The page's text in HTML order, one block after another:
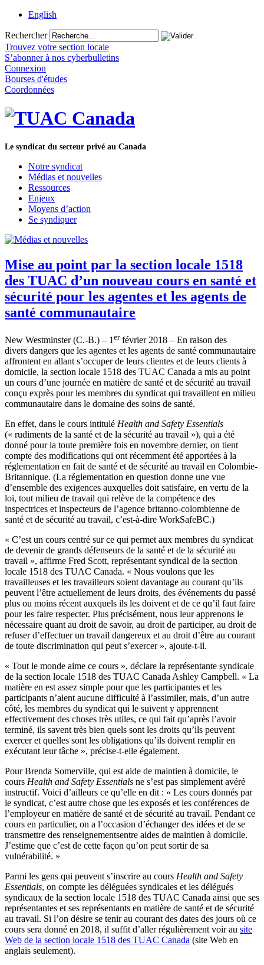
English
Rechercher
Trouvez votre section locale
S’abonner à nos cyberbulletins
Connexion
Bourses d'études
Coordonnées
Le syndicat du secteur privé au Canada
Notre syndicat
Médias et nouvelles
Ressources
Enjeux
Moyens d’action
Se syndiquer
Mise au point par la section locale 1518
des TUAC d’un nouveau cours en santé et
sécurité pour les agentes et les agents de
santé communautaire
New Westminster (C.-B.) – 1 erfévrier 2018 – En raison des
divers dangers que les agentes et les agents de santé communautaire
affrontent en allant s’occuper de leurs clientes et de leurs clients à
domicile, la section locale 1518 des TUAC Canada a mis au point
un cours d’une journée en matière de santé et de sécurité au travail
conçu exprès pour les membres du syndicat qui travaillent en milieu
communautaire dans le domaine des soins de santé.
En effet, dans le cours intitulé Health and Safety Essentials
(« rudiments de la santé et de la sécurité au travail »), qui a été
donné pour la toute première fois en novembre dernier, on tient
compte des modifications qui ont récemment été apportées à la
réglementation en fait de santé et de sécurité au travail en Colombie-
Britannique. (La réglementation en question donne une vue
d’ensemble des exigences auxquelles doit satisfaire, en vertu de la
loi, tout milieu de travail qui relève de la compétence des
inspectrices et inspecteurs de l’agence britanno-colombienne de
santé et de sécurité au travail, c’est-à-dire WorkSafeBC.)
« C’est un cours centré sur ce qui permet aux membres du syndicat
de devenir de grands défenseurs de la santé et de la sécurité au
travail », affirme Fred Scott, représentant syndical de la section
locale 1518 des TUAC Canada. « Nous voulons que les
travailleuses et les travailleurs soient davantage au courant qu’ils
peuvent l’être actuellement de leurs droits, des événements du passé
plus ou moins récent auxquels ils les doivent et de ce qu’il faut faire
pour les faire respecter. Plus précisément, nous leur apprenons le
nécessaire quant au droit de savoir, au droit de participer, au droit de
refuser d’effectuer un travail dangereux et au droit d’être au courant
de toute discrimination qui peut s’exercer », ajoute-t-il.
« Tout le monde aime ce cours », déclare la représentante syndicale
de la section locale 1518 des TUAC Canada Ashley Campbell. « La
matière en est assez simple pour que les participantes et les
participants n’aient aucune difficulté à l’assimiler, mais, d’un autre
côté, les membres du syndicat qui le suivent y apprennent
effectivement des choses très utiles, ce qui fait qu’après l’avoir
terminé, ils savent très bien quels sont les droits qu’ils peuvent
exercer et quelles sont les obligations qu’ils doivent remplir en
exécutant leur tâche », précise-t-elle également.
Pour Brenda Somerville, qui est aide de maintien à domicile, le
cours Health and Safety Essentials ne s’est pas simplement avéré
instructif. Voici d’ailleurs ce qu’elle en dit : « Les cours donnés par
le syndicat, c’est autre chose que les exposés et les conférences de
l’employeur en matière de santé et de sécurité au travail. Pendant ce
cours en particulier, on a l’occasion d’échanger des idées et de se
transmettre des renseignementsentre aides de maintien à domicile.
J’estime que c’est de cette façon qu’on peut sortir de sa
vulnérabilité. »
Parmi les gens qui peuvent s’inscrire au cours Health and Safety
Essentials, on compte les déléguées syndicales et les délégués
syndicaux de la section locale 1518 des TUAC Canada ainsi que ses
représentantes et ses représentants en matière de santé et de sécurité
au travail. Si l’on désire se tenir au courant des dates des jours où ce
cours sera donné en 2018, il suffit d’aller régulièrement voir au site
Web de la section locale 1518 des TUAC Canada (site Web en
anglais seulement).